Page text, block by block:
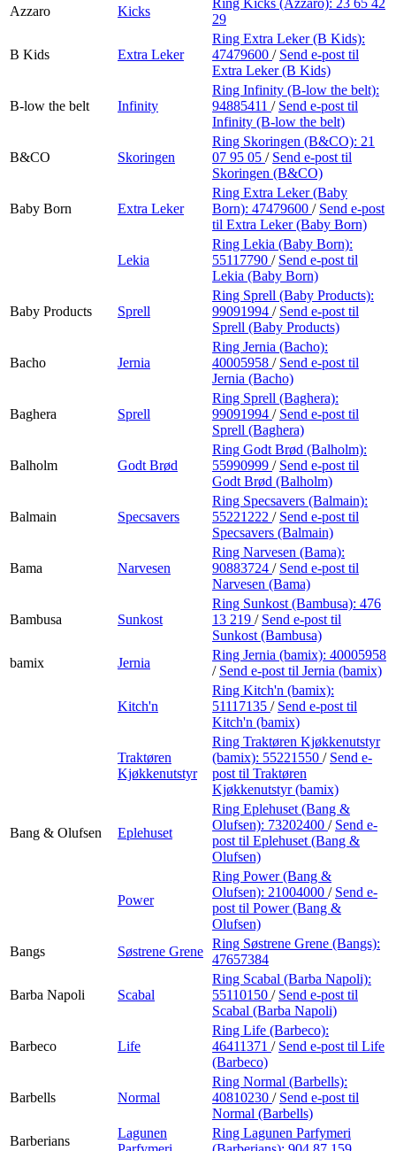
Azzaro
Kicks
29
B Kids Extra Leker
Ring Extra Leker (B Kids):
47479600 / Send e-post til
Extra Leker (B Kids)
B-low the belt Infinity
Ring Infinity (B-low the belt):
94885411 / Send e-post til
Infinity (B-low the belt)
B&CO Skoringen
Ring Skoringen (B&CO): 21
07 95 05 / Send e-post til
Skoringen (B&CO)
Baby Born Extra Leker
Ring Extra Leker (Baby
Born): 47479600 / Send e-post
til Extra Leker (Baby Born)
Lekia
Ring Lekia (Baby Born):
55117790 / Send e-post til
Lekia (Baby Born)
Baby Products Sprell
Ring Sprell (Baby Products):
99091994 / Send e-post til
Sprell (Baby Products)
Bacho Jernia
Ring Jernia (Bacho):
40005958 / Send e-post til
Jernia (Bacho)
Baghera Sprell
Ring Sprell (Baghera):
99091994 / Send e-post til
Sprell (Baghera)
Balholm Godt Brød
Ring Godt Brød (Balholm):
55990999 / Send e-post til
Godt Brød (Balholm)
Balmain Specsavers
Ring Specsavers (Balmain):
55221222 / Send e-post til
Specsavers (Balmain)
Bama Narvesen
Ring Narvesen (Bama):
90883724 / Send e-post til
Narvesen (Bama)
Bambusa Sunkost
Ring Sunkost (Bambusa): 476
13 219 / Send e-post til
Sunkost (Bambusa)
bamix
Jernia
Ring Jernia (bamix): 40005958
/ Send e-post til Jernia (bamix)
Kitch'n
Ring Kitch'n (bamix):
51117135 / Send e-post til
Kitch'n (bamix)
Traktøren
Kjøkkenutstyr
Ring Traktøren Kjøkkenutstyr
(bamix): 55221550 / Send e-
post til Traktøren
Kjøkkenutstyr (bamix)
Bang & Olufsen Eplehuset
Ring Eplehuset (Bang &
Olufsen): 73202400 / Send e-
post til Eplehuset (Bang &
Olufsen)
Power
Ring Power (Bang &
Olufsen): 21004000 / Send e-
post til Power (Bang &
Olufsen)
Bangs
Søstrene Grene
Ring Søstrene Grene (Bangs):
47657384
Barba Napoli Scabal
Ring Scabal (Barba Napoli):
55110150 / Send e-post til
Scabal (Barba Napoli)
Barbeco Life
Ring Life (Barbeco):
46411371 / Send e-post til Life
(Barbeco)
Barbells Normal
Ring Normal (Barbells):
40810230 / Send e-post til
Normal (Barbells)
Barberians
Lagunen
Ring Lagunen Parfymeri